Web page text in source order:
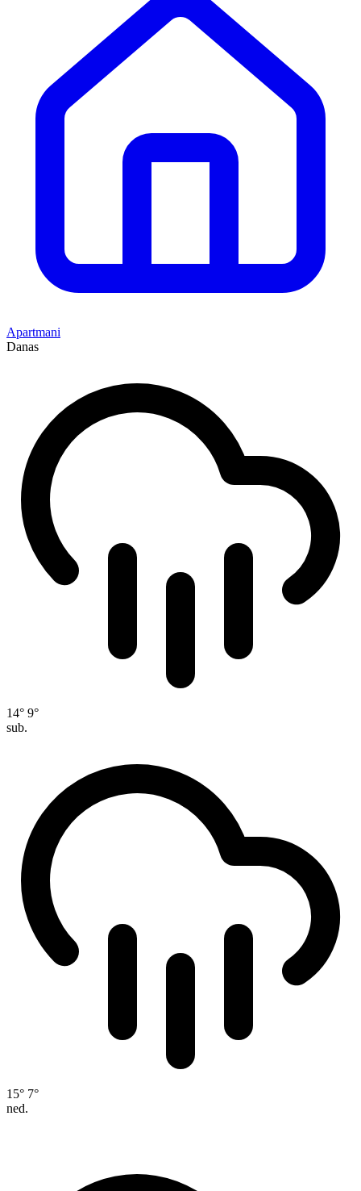
Apartmani
Danas
14° 9°
sub.
15° 7°
ned.